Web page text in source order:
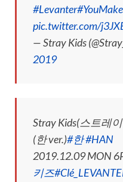
#Levanter
pic.twitter.com/
— Stray Kids
2019
Stray Kids(스트레
(한 ver.)#한#HAN
2019.12.09 MON
키즈